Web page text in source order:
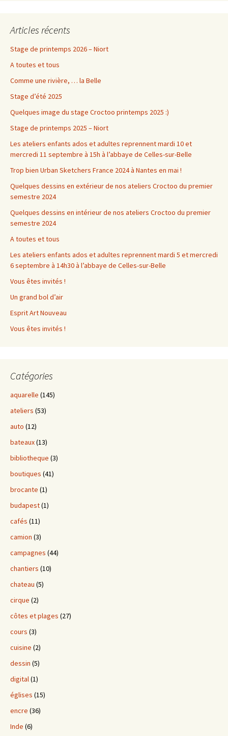
Articles récents
Stage de printemps 2026 – Niort
A toutes et tous
Comme une rivière, … la Belle
Stage d’été 2025
Quelques image du stage Croctoo printemps 2025 :)
Stage de printemps 2025 – Niort
Les ateliers enfants ados et adultes reprennent mardi 10 et
mercredi 11 septembre à 15h à l’abbaye de Celles-sur-Belle
Trop bien Urban Sketchers France 2024 à Nantes en mai !
Quelques dessins en extérieur de nos ateliers Croctoo du premier
semestre 2024
Quelques dessins en intérieur de nos ateliers Croctoo du premier
semestre 2024
A toutes et tous
Les ateliers enfants ados et adultes reprennent mardi 5 et mercredi
6 septembre à 14h30 à l’abbaye de Celles-sur-Belle
Vous êtes invités !
Un grand bol d’air
Esprit Art Nouveau
Vous êtes invités !
Catégories
aquarelle (145)
ateliers (53)
auto (12)
bateaux(13)
bibliotheque (3)
boutiques (41)
brocante (1)
budapest(1)
cafés (11)
camion (3)
campagnes (44)
chantiers (10)
chateau (5)
cirque (2)
côtes et plages (27)
cours (3)
cuisine (2)
dessin (5)
digital(1)
églises (15)
encre (36)
Inde (6)